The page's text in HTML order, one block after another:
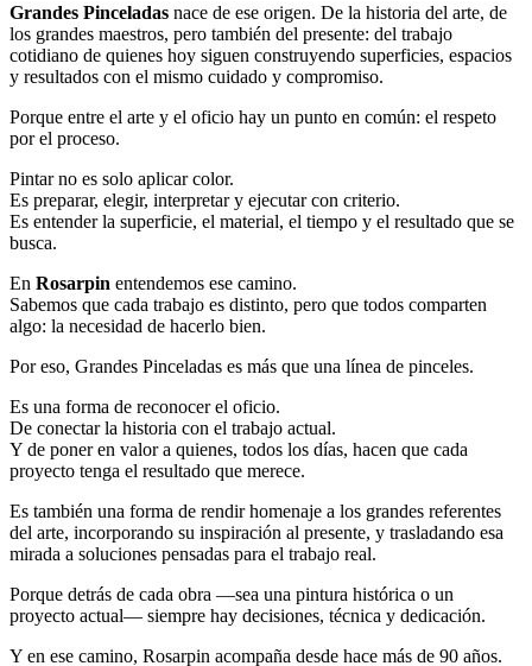
Grandes Pinceladas nace de ese origen. De la historia del arte, de
los grandes maestros, pero también del presente: del trabajo
cotidiano de quienes hoy siguen construyendo superficies, espacios
y resultados con el mismo cuidado y compromiso.
Porque entre el arte y el oficio hay un punto en común: el respeto
por el proceso.
Pintar no es solo aplicar color.
Es preparar, elegir, interpretar y ejecutar con criterio.
Es entender la superficie, el material, el tiempo y el resultado que se
busca.
En Rosarpin entendemos ese camino.
Sabemos que cada trabajo es distinto, pero que todos comparten
algo: la necesidad de hacerlo bien.
Por eso, Grandes Pinceladas es más que una línea de pinceles.
Es una forma de reconocer el oficio.
De conectar la historia con el trabajo actual.
Y de poner en valor a quienes, todos los días, hacen que cada
proyecto tenga el resultado que merece.
Es también una forma de rendir homenaje a los grandes referentes
del arte, incorporando su inspiración al presente, y trasladando esa
mirada a soluciones pensadas para el trabajo real.
Porque detrás de cada obra —sea una pintura histórica o un
proyecto actual— siempre hay decisiones, técnica y dedicación.
Y en ese camino, Rosarpin acompaña desde hace más de 90 años.